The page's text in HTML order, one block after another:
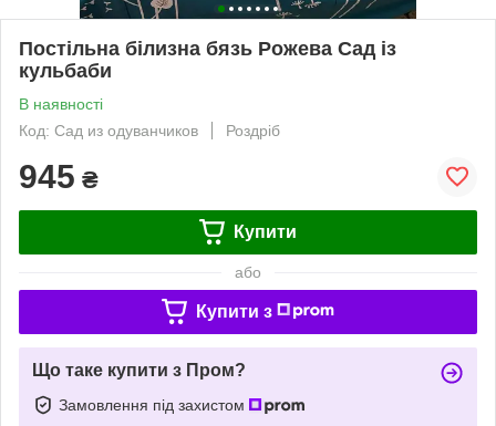
Постільна білизна бязь Рожева Сад із
кульбаби
В наявності
Код: Сад из одуванчиков
Роздріб
945 ₴
Купити
або
Купити з
Що таке купити з Пром?
Замовлення під захистом